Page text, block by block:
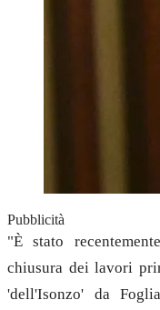
Pubblicità
"È stato
chiusura dei lavori
'dell'Isonzo' da